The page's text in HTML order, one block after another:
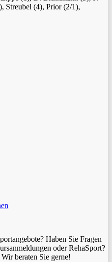
Streubel (4), Prior (2/1),
Haben Sie Fragen
oder RehaSport?
beraten Sie gerne!